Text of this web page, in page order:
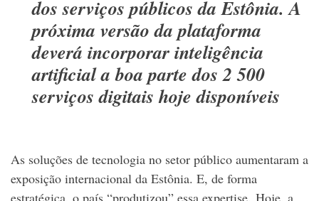
dos serviços públicos da Estônia. A
próxima versão da plataforma
deverá incorporar inteligência
artificial a boa parte dos 2 500
serviços digitais hoje disponíveis
As soluções de tecnologia no setor público aumentaram a
exposição internacional da Estônia. E, de forma
estratégica, o país “produtizou” essa expertise. Hoje, a